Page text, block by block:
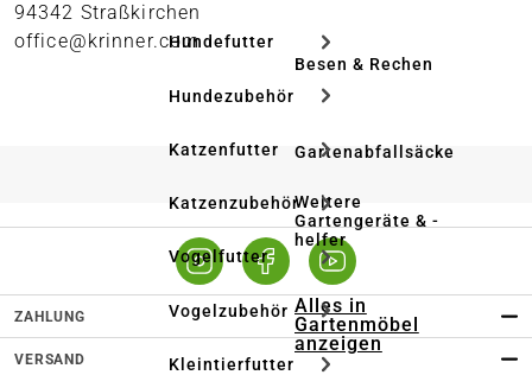
Hundefutter
Hundezubehör
Katzenfutter
Katzenzubehör
Vogelfutter
Vogelzubehör
Kleintierfutter
Besen & Rechen
Gartenabfallsäcke
Weitere
Gartengeräte & -
helfer
Alles in
Gartenmöbel
anzeigen
94342 Straßkirchen
office@krinner.com
ZAHLUNG
VERSAND